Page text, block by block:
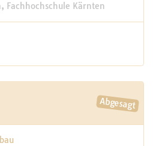
Fachhochschule Kärnten